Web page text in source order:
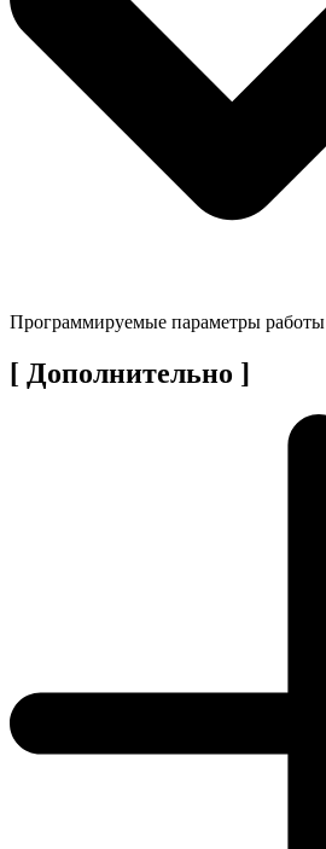
Программируемые параметры работы
[ Дополнительно ]